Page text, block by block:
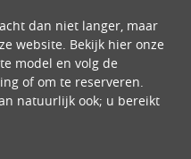
dan niet langer, maar
website. Bekijk hier onze
model en volg de
of om te reserveren.
natuurlijk ook; u bereikt